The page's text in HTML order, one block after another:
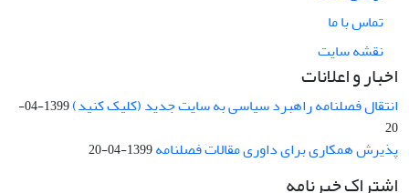
تماس با ما
نقشه سایت
اخبار و اعلانات
انتقال فصلنامه راهبرد سیاسی به سایت جدید (کلیک کنید)
1399-04-
20
پذیرش همکاری برای داوری مقالات فصلنامه1399-04-20
اشتراک خبرنامه